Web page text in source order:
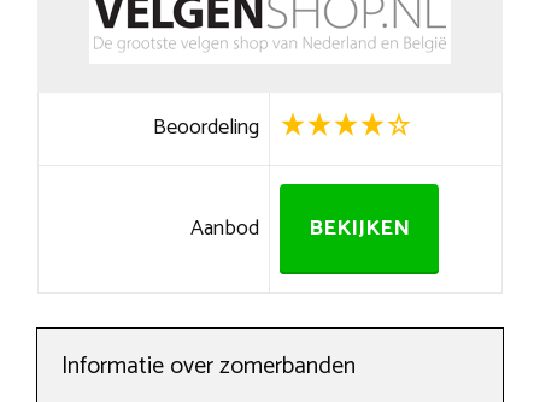
Beoordeling
Aanbod BEKIJKEN
Informatie over zomerbanden